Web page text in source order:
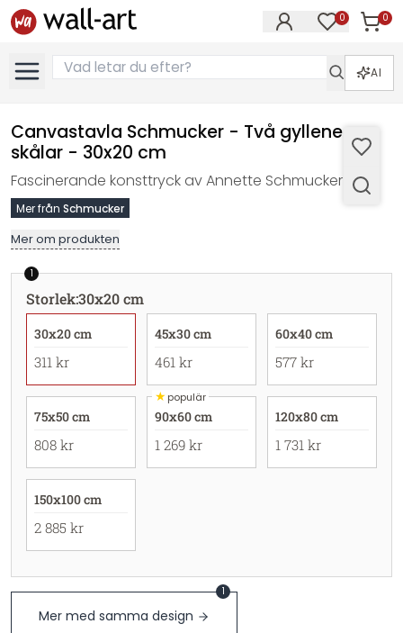
0 0
AI
Canvastavla Schmucker - Två gyllene
skålar - 30x20 cm
Fascinerande konsttryck av Annette Schmucker
Mer från Schmucker
Mer om produkten
1
Storlek:30x20 cm
30x20 cm
311 kr
45x30 cm
461 kr
60x40 cm
577 kr
75x50 cm
808 kr
★populär
90x60 cm
1 269 kr
120x80 cm
1 731 kr
150x100 cm
2 885 kr
Mer med samma design
1